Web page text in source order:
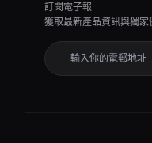
訂閱電子報
獲取最新產品資訊與獨家